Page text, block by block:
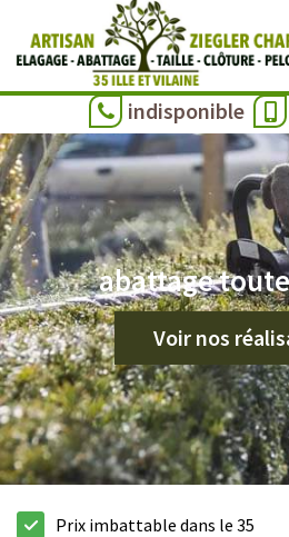
indisponible
abattage
Voir nos
Prix imbattable dans le 35